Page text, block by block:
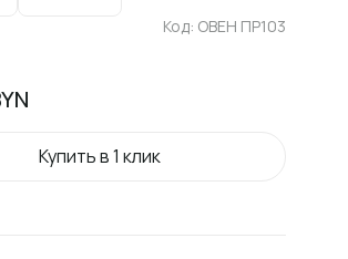
Код: ОВЕН ПР103
Купить в 1 клик